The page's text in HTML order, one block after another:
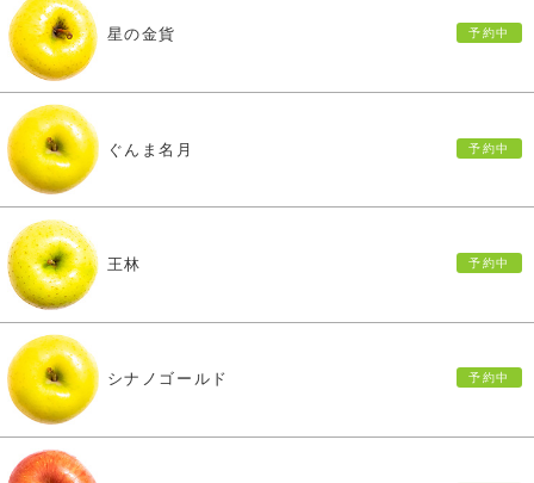
星の金貨
ぐんま名月
王林
シナノゴールド